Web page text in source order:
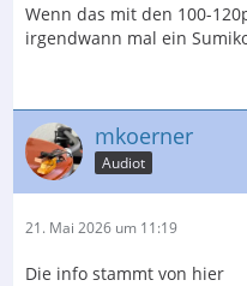
Wenn das mit den 100-
irgendwann mal ein
mkoerner
Audiot
21. Mai 2026 um 11:19
Die info stammt von hier